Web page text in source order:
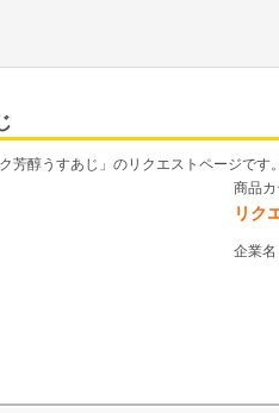
芳醇うすあじ」のリクエストページです
商品
リク
企業